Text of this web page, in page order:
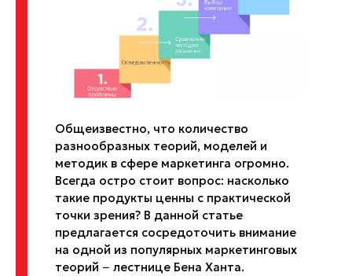
Общеизвестно, что количество
разнообразных теорий, моделей и
методик в сфере маркетинга огромно.
Всегда остро стоит вопрос: насколько
такие продукты ценны с практической
точки зрения? В данной статье
предлагается сосредоточить внимание
на одной из популярных маркетинговых
теорий − лестнице Бена Ханта.